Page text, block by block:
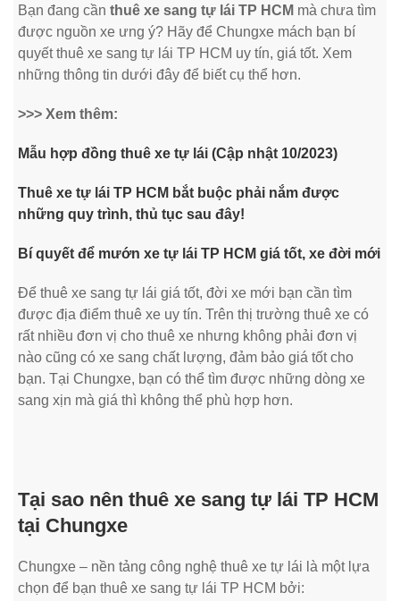
Bạn đang cần thuê xe sang tự lái TP HCM mà chưa tìm
được nguồn xe ưng ý? Hãy để Chungxe mách bạn bí
quyết thuê xe sang tự lái TP HCM uy tín, giá tốt. Xem
những thông tin dưới đây để biết cụ thể hơn.
>>> Xem thêm:
Mẫu hợp đồng thuê xe tự lái (Cập nhật 10/2023)
Thuê xe tự lái TP HCM bắt buộc phải nắm được
những quy trình, thủ tục sau đây!
Bí quyết để mướn xe tự lái TP HCM giá tốt, xe đời mới
Để thuê xe sang tự lái giá tốt, đời xe mới bạn cần tìm
được địa điểm thuê xe uy tín. Trên thị trường thuê xe có
rất nhiều đơn vị cho thuê xe nhưng không phải đơn vị
nào cũng có xe sang chất lượng, đảm bảo giá tốt cho
bạn. Tại Chungxe, bạn có thể tìm được những dòng xe
sang xịn mà giá thì không thể phù hợp hơn.
Tại sao nên thuê xe sang tự lái TP HCM
tại Chungxe
Chungxe – nền tảng công nghệ thuê xe tự lái là một lựa
chọn để bạn thuê xe sang tự lái TP HCM bởi: